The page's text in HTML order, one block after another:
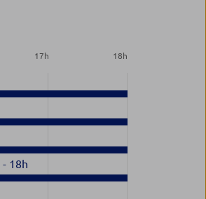
17h 18h
- 18h